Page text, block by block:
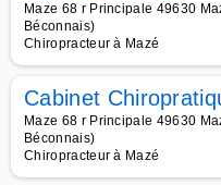
Maze 68 r Principale 49630
Béconnais)
Chiropracteur à Mazé
Cabinet
Maze 68 r Principale 49630
Béconnais)
Chiropracteur à Mazé